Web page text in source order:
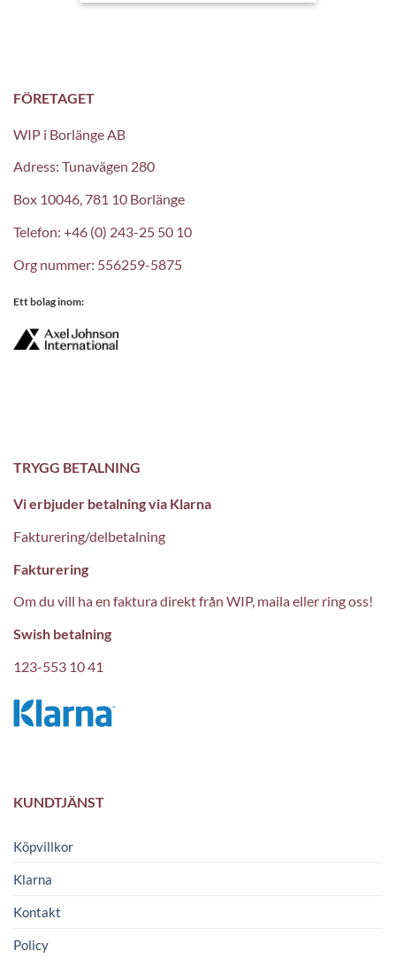
FÖRETAGET
WIP i Borlänge AB
Adress: Tunavägen 280
Box 10046, 781 10 Borlänge
Telefon: +46 (0) 243-25 50 10
Org nummer: 556259-5875
Ett bolag inom:
TRYGG BETALNING
Vi erbjuder betalning via Klarna
Fakturering/delbetalning
Fakturering
Om du vill ha en faktura direkt från WIP, maila eller ring oss!
Swish betalning
123-553 10 41
KUNDTJÄNST
Köpvillkor
Klarna
Kontakt
Policy